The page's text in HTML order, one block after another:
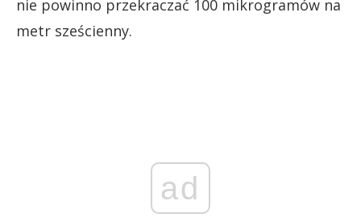
nie powinno przekraczać 100 mikrogramów na
metr sześcienny.
ad